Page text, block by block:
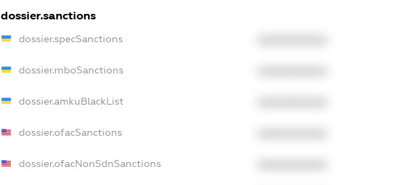
dossier.sanctions
dossier.specSanctions
dossier.rnboSanctions
dossier.amkuBlackList
dossier.ofacSanctions
dossier.ofacNonSdnSanctions